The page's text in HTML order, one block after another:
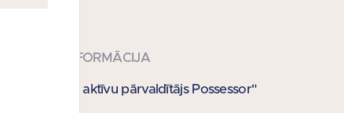
KONTAKTINFORMĀCIJA
SIA "Publisko aktīvu pārvaldītājs Possessor"